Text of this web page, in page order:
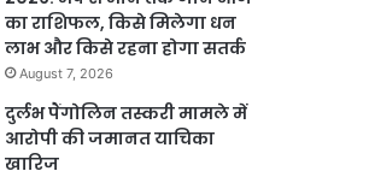
का राशिफल, किसे मिलेगा धन
लाभ और किसे रहना होगा सतर्क
August 7, 2026
दुर्लभ पैंगोलिन तस्करी मामले में
आरोपी की जमानत याचिका
खारिज